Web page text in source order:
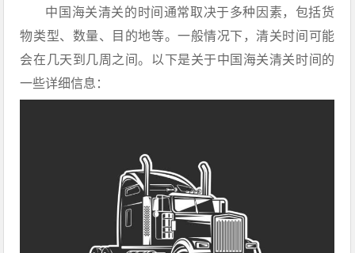
中国海关清关的时间通常取决于多种因素，包括货
物类型、数量、目的地等。一般情况下，清关时间可能
会在几天到几周之间。以下是关于中国海关清关时间的
一些详细信息：